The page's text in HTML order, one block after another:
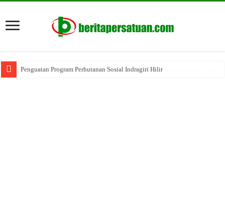
Penguatan Program Perhutanan Sosial Indragiri Hilir